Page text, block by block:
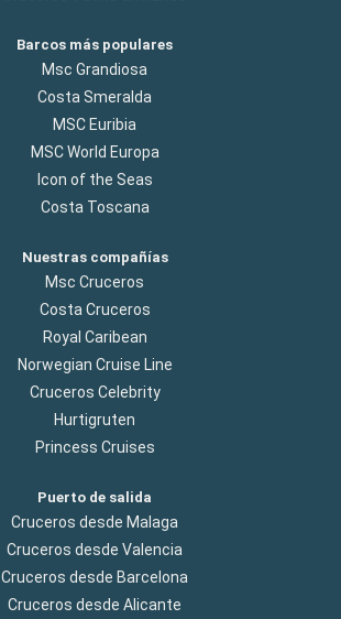
Barcos más populares
Msc Grandiosa
Costa Smeralda
MSC Euribia
MSC World Europa
Icon of the Seas
Costa Toscana
Nuestras compañías
Msc Cruceros
Costa Cruceros
Royal Caribean
Norwegian Cruise Line
Cruceros Celebrity
Hurtigruten
Princess Cruises
Puerto de salida
Cruceros desde Malaga
Cruceros desde Valencia
Cruceros desde Barcelona
Cruceros desde Alicante